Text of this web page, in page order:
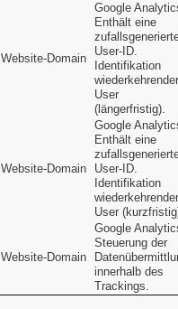
Website-Domain
Google
Enthält eine
User-ID.
Identifikation
wiederkehrender
User
(längerfristig).
Website-Domain
Google
Enthält eine
User-ID.
Identifikation
wiederkehrender
User
Website-Domain
Google
Steuerung der
innerhalb des
Trackings.